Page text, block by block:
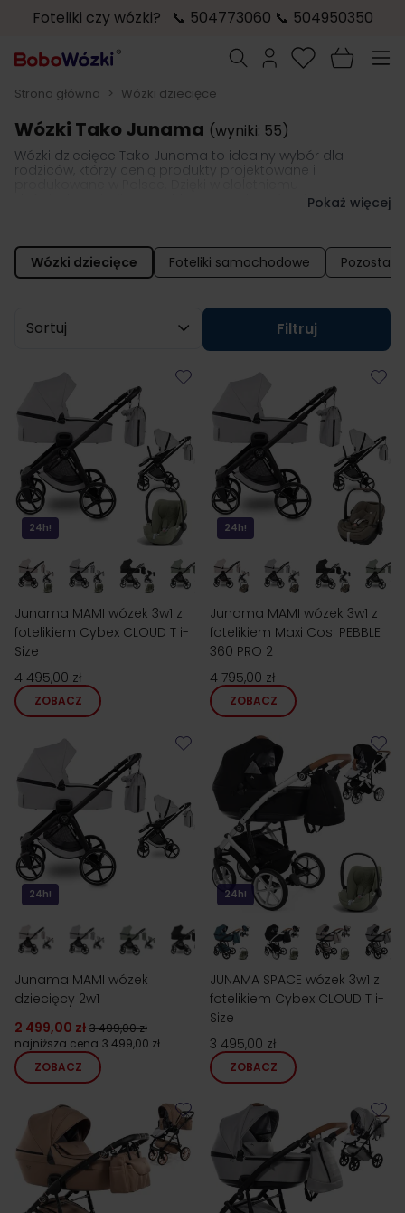
Foteliki czy wózki? 📞 504773060 📞 504950350
Szukaj
Strona główna > Wózki dziecięce
Wózki Tako Junama (wyniki: 55)
Wózki dziecięce Tako Junama to idealny wybór dla
rodziców, którzy cenią produkty projektowane i
doświadczeniu, firma jest liderem w branży, oferując
stylu, zapewniając certyfikowane bezpieczeństwo oraz
wyjątkowy design. Niezależnie od tego, czy potrzebujesz
modelu 2w1, 3w1, spacerówki czy wózka dla bliźniaków,
Pokaż więcej
Wózki dziecięce Foteliki samochodowe
Sortuj wg
Filtruj
24h!
Junama MAMI wózek 3w1 z
fotelikiem Cybex CLOUD T i-
Size
4 495,00 zł
ZOBACZ
24h!
Junama MAMI wózek 3w1 z
fotelikiem Maxi Cosi PEBBLE
360 PRO 2
4 795,00 zł
ZOBACZ
24h!
Junama MAMI wózek
dziecięcy 2w1
2 499,00 zł 3 499,00 zł
najniższa cena 3 499,00 zł
ZOBACZ
24h!
JUNAMA SPACE wózek 3w1 z
fotelikiem Cybex CLOUD T i-
Size
3 495,00 zł
ZOBACZ